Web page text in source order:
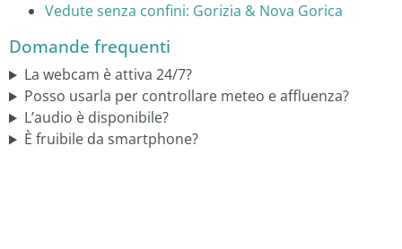
Vedute senza confini: Gorizia & Nova Gorica
Domande frequenti
La webcam è attiva 24/7?
Posso usarla per controllare meteo e affluenza?
L’audio è disponibile?
È fruibile da smartphone?